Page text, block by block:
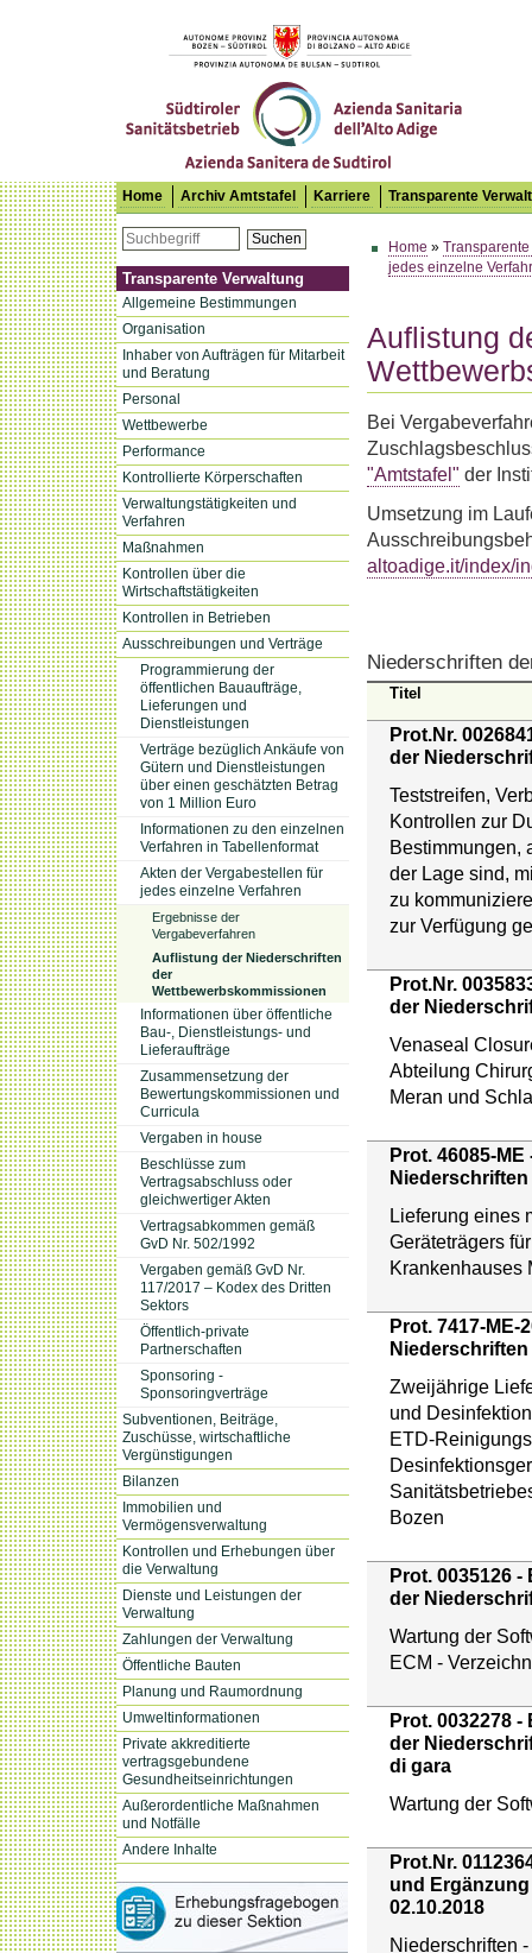
Südtiroler Sanitätsbetrieb
Home Archiv Amtstafel Karriere Transparente
Suchen
Transparente Verwaltung
Allgemeine Bestimmungen
Organisation
Inhaber von Aufträgen für Mitarbeit
und Beratung
Personal
Wettbewerbe
Performance
Kontrollierte Körperschaften
Verwaltungstätigkeiten und
Verfahren
Maßnahmen
Kontrollen über die
Wirtschaftstätigkeiten
Kontrollen in Betrieben
Ausschreibungen und Verträge
Programmierung der
öffentlichen Bauaufträge,
Lieferungen und
Dienstleistungen
Verträge bezüglich Ankäufe von
Gütern und Dienstleistungen
über einen geschätzten Betrag
von 1 Million Euro
Informationen zu den einzelnen
Verfahren in Tabellenformat
Akten der Vergabestellen für
jedes einzelne Verfahren
Ergebnisse der
Vergabeverfahren
Auflistung der Niederschriften
der
Wettbewerbskommissionen
Informationen über öffentliche
Bau-, Dienstleistungs- und
Lieferaufträge
Zusammensetzung der
Bewertungskommissionen und
Curricula
Vergaben in house
Beschlüsse zum
Vertragsabschluss oder
gleichwertiger Akten
Vertragsabkommen gemäß
GvD Nr. 502/1992
Vergaben gemäß GvD Nr.
117/2017 – Kodex des Dritten
Sektors
Öffentlich-private
Partnerschaften
Sponsoring -
Sponsoringverträge
Subventionen, Beiträge,
Zuschüsse, wirtschaftliche
Vergünstigungen
Bilanzen
Immobilien und
Vermögensverwaltung
Kontrollen und Erhebungen über
die Verwaltung
Dienste und Leistungen der
Verwaltung
Zahlungen der Verwaltung
Öffentliche Bauten
Planung und Raumordnung
Umweltinformationen
Private akkreditierte
vertragsgebundene
Gesundheitseinrichtungen
Außerordentliche Maßnahmen
und Notfälle
Andere Inhalte
Home »
jedes einzelne
Auflistung
Bei
"Amtstafel" der
Umsetzung im
altoadige.it/index/
Niederschriften
Titel
Prot.Nr.
der
Teststreifen,
Kontrollen zur
Bestimmungen,
der Lage sind,
zu
zur Verfügung
Prot.Nr.
der
Venaseal
Abteilung
Meran und
Prot. 46085-
Niederschriften
Lieferung eines
Geräteträgers
Krankenhauses
Prot. 7417-ME-
Niederschriften
Zweijährige
und
ETD-
Bozen
Prot. 0035126 -
der
Wartung der
ECM -
Prot. 0032278 -
der
di gara
Wartung der
Prot.Nr.
und Ergänzung
02.10.2018
Niederschriften